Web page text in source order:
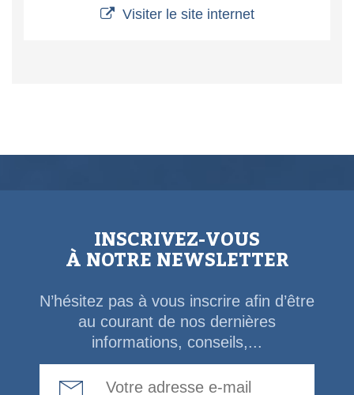
Visiter le site internet
INSCRIVEZ-VOUS
À NOTRE NEWSLETTER
N’hésitez pas à vous inscrire afin d’être
au courant de nos dernières
informations, conseils,...